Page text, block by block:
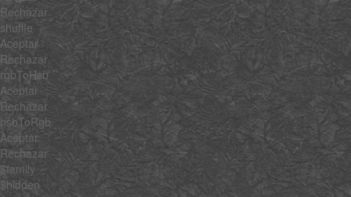
Rechazar
shuffle
Aceptar
Rechazar
rgbToHsb
Aceptar
Rechazar
hsbToRgb
Aceptar
Rechazar
$family
$hidden